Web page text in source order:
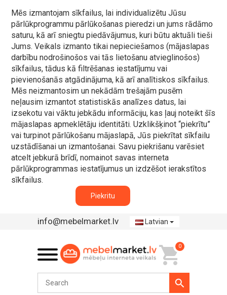
Mēs izmantojam sīkfailus, lai individualizētu Jūsu
pārlūkprogrammu pārlūkošanas pieredzi un jums rādāmo
saturu, kā arī sniegtu piedāvājumus, kuri būtu aktuāli tieši
Jums. Veikals izmanto tikai nepieciešamos (mājaslapas
darbību nodrošinošos vai tās lietošanu atvieglinošos)
sīkfailus, tādus kā filtrēšanas iestatījumu vai
pievienošanās atgādinājuma, kā arī analītiskos sīkfailus.
Mēs neizmantosim un nekādām trešajām pusēm
neļausim izmantot statistiskās analīzes datus, lai
izsekotu vai vāktu jebkādu informāciju, kas ļauj noteikt šīs
mājaslapas apmeklētāju identitāti. Uzklikšķinot “piekrītu”
vai turpinot pārlūkošanu mājaslapā, Jūs piekrītat sīkfailu
uzstādīšanai un izmantošanai. Savu piekrišanu varēsiet
atcelt jebkurā brīdī, nomainot savas interneta
pārlūkprogrammas iestatījumus un izdzēšot ierakstītos
sīkfailus.
Piekritu
info@mebelmarket.lv Latvian
0